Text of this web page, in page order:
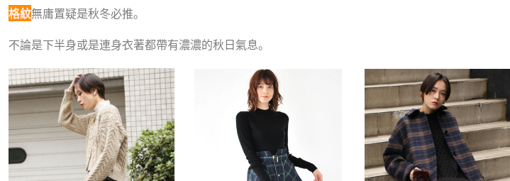
格紋無庸置疑是秋冬必推。
不論是下半身或是連身衣著都帶有濃濃的秋日氣息。